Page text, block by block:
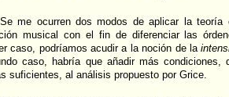
Se me ocurren dos modos de aplicar la
musical con el fin de diferenciar las
caso, podríamos acudir a la noción de la
caso, habría que añadir más condiciones,
suficientes, al análisis propuesto por Grice.